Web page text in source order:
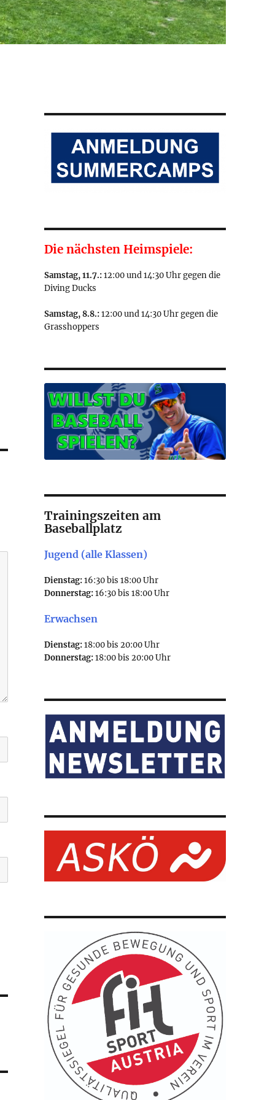
Die nächsten Heimspiele:
Samstag, 11.7.:12:00 und 14:30 Uhr gegen die
Diving Ducks
Samstag, 8.8.:12:00 und 14:30 Uhr gegen die
Grasshoppers
Trainingszeiten am
Baseballplatz
Jugend (alle Klassen)
Dienstag:16:30 bis 18:00 Uhr
Donnerstag:16:30 bis 18:00 Uhr
Erwachsen
Dienstag:18:00 bis 20:00 Uhr
Donnerstag:18:00 bis 20:00 Uhr